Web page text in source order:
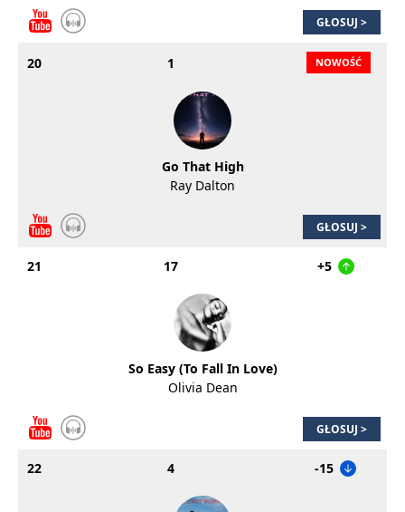
GŁOSUJ >
20 1
Go That High
Ray Dalton
GŁOSUJ >
21 17 +5
So Easy (To Fall In Love)
Olivia Dean
GŁOSUJ >
22 4 -15